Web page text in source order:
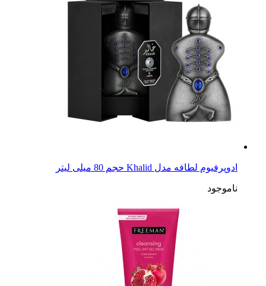
ادوپرفیوم لطافه مدل Khalid حجم 80 میلی لیتر
ناموجود